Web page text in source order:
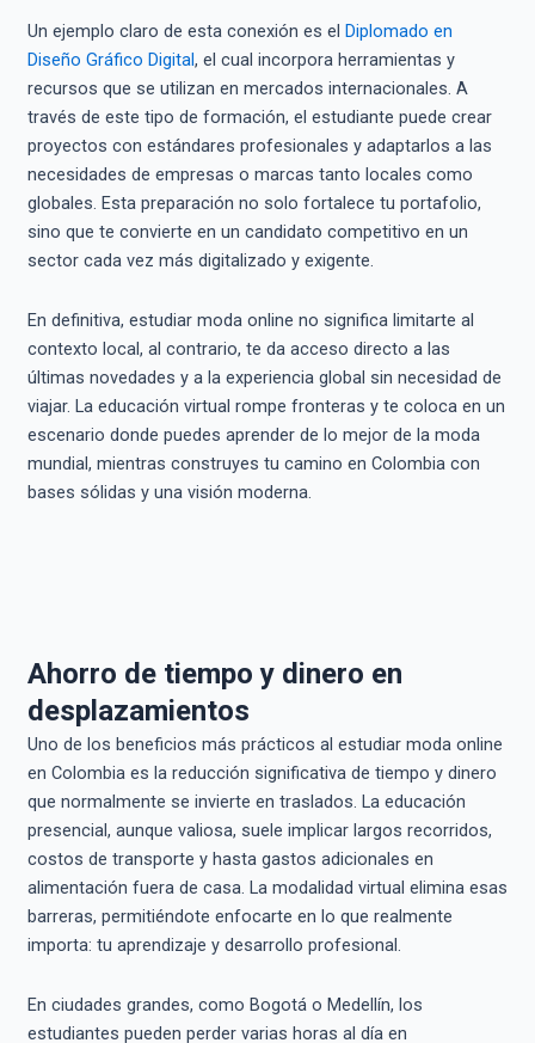
Un ejemplo claro de esta conexión es el Diplomado en
Diseño Gráfico Digital, el cual incorpora herramientas y
recursos que se utilizan en mercados internacionales. A
través de este tipo de formación, el estudiante puede crear
proyectos con estándares profesionales y adaptarlos a las
necesidades de empresas o marcas tanto locales como
globales. Esta preparación no solo fortalece tu portafolio,
sino que te convierte en un candidato competitivo en un
sector cada vez más digitalizado y exigente.
En definitiva, estudiar moda online no significa limitarte al
contexto local, al contrario, te da acceso directo a las
últimas novedades y a la experiencia global sin necesidad de
viajar. La educación virtual rompe fronteras y te coloca en un
escenario donde puedes aprender de lo mejor de la moda
mundial, mientras construyes tu camino en Colombia con
bases sólidas y una visión moderna.
Ahorro de tiempo y dinero en
desplazamientos
Uno de los beneficios más prácticos al estudiar moda online
en Colombia es la reducción significativa de tiempo y dinero
que normalmente se invierte en traslados. La educación
presencial, aunque valiosa, suele implicar largos recorridos,
costos de transporte y hasta gastos adicionales en
alimentación fuera de casa. La modalidad virtual elimina esas
barreras, permitiéndote enfocarte en lo que realmente
importa: tu aprendizaje y desarrollo profesional.
En ciudades grandes, como Bogotá o Medellín, los
estudiantes pueden perder varias horas al día en